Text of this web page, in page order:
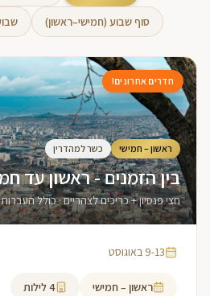
סוף שבוע (חמישי–ראשון)
חדרים אחרונים!
ראשון – חמישי כשר למהדרין
בין הזמנים - ראשון עד חמישי (4
חצי פנסיון + כריכים לצהריים · כולל העברות
9-13 באוגוסט
ראשון – חמישי 4לילות